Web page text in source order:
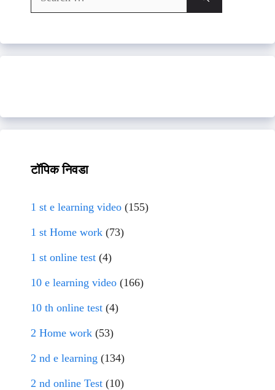
for:
टॉपिक निवडा
1 st e learning video (155)
1 st Home work (73)
1 st online test (4)
10 e learning video (166)
10 th online test (4)
2 Home work (53)
2 nd e learning (134)
2 nd online Test (10)